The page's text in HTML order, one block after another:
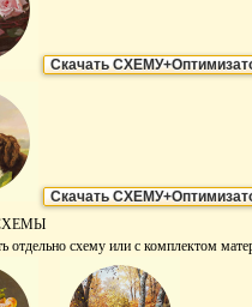
Скачать
Скачать
отдельно схему или с комплектом